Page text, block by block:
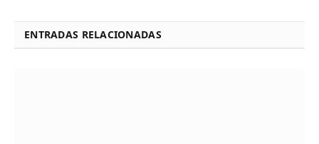
ENTRADAS RELACIONADAS